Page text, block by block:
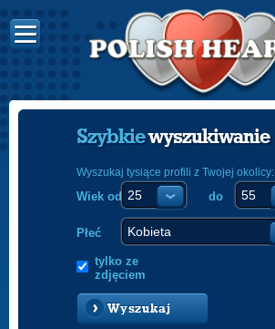
Szybkiewyszukiwanie
Wyszukaj tysiące profili z Twojej okolicy:
Wiek od do
Płeć
tylko ze
zdjęciem
Wyszukaj